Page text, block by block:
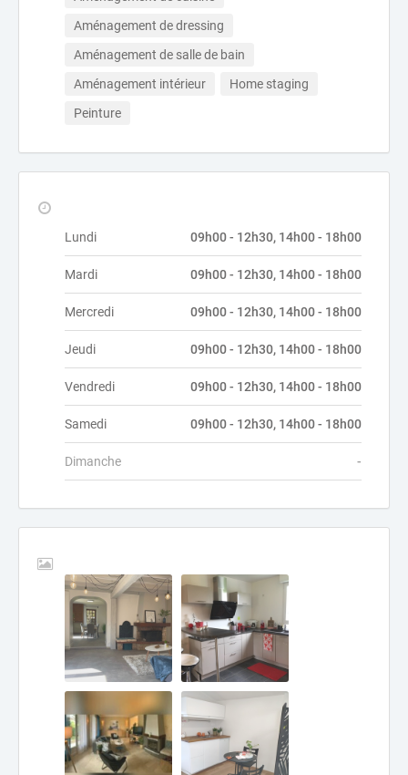
Aménagement de dressing
Aménagement de salle de bain
Aménagement intérieur
Home staging
Peinture
Lundi 09h00 - 12h30, 14h00 - 18h00
Mardi 09h00 - 12h30, 14h00 - 18h00
Mercredi 09h00 - 12h30, 14h00 - 18h00
Jeudi 09h00 - 12h30, 14h00 - 18h00
Vendredi 09h00 - 12h30, 14h00 - 18h00
Samedi 09h00 - 12h30, 14h00 - 18h00
Dimanche -